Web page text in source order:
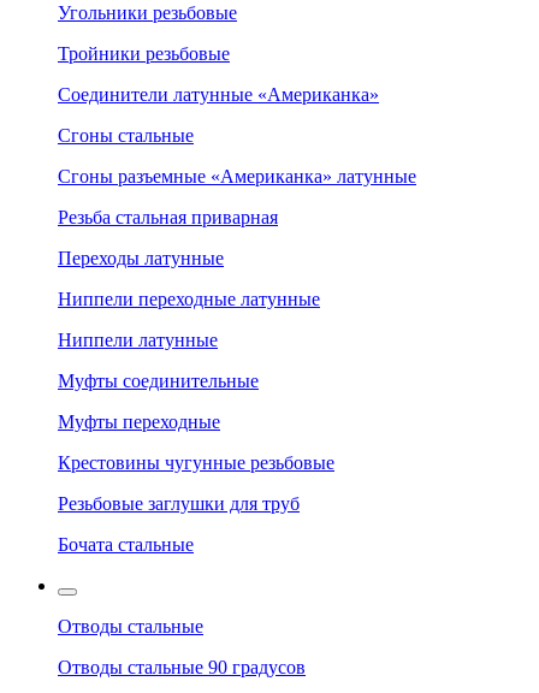
Угольники резьбовые
Тройники резьбовые
Соединители латунные «Американка»
Сгоны стальные
Сгоны разъемные «Американка» латунные
Резьба стальная приварная
Переходы латунные
Ниппели переходные латунные
Ниппели латунные
Муфты соединительные
Муфты переходные
Крестовины чугунные резьбовые
Резьбовые заглушки для труб
Бочата стальные
Отводы стальные
Отводы стальные 90 градусов